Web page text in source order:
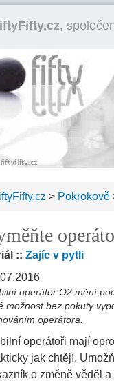
,
> Pokrokově
:: Zajíc v pytli
operátor O2 mění
možnost bez pokuty
operátora.
operátoři mají
jak chtějí.
o změně věděl